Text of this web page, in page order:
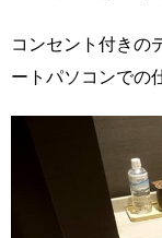
コンセント付きの
ートパソコンでの